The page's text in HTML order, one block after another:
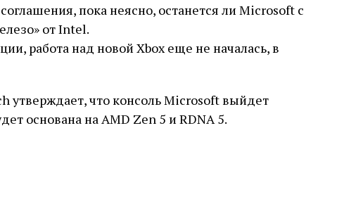
пока неясно, останется ли Microsoft с
от Intel.
работа над новой Xbox еще не началась, в
утверждает, что консоль Microsoft выйдет
основана на AMD Zen 5 и RDNA 5.